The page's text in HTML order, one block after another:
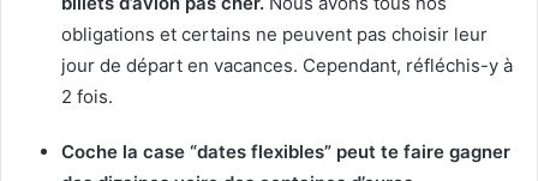
obligations et certains ne peuvent pas choisir leur
jour de départ en vacances. Cependant, réfléchis-y à
2 fois.
Coche la case “dates flexibles” peut te faire gagner